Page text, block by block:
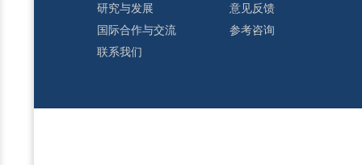
研究与发展
国际合作与交流
联系我们
意见反馈
参考咨询